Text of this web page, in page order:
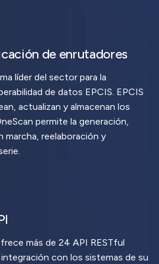
de enrutadores
líder del sector para la
de datos EPCIS. EPCIS
actualizan y almacenan los
permite la generación,
reelaboración y
más de 24 API RESTful
con los sistemas de su